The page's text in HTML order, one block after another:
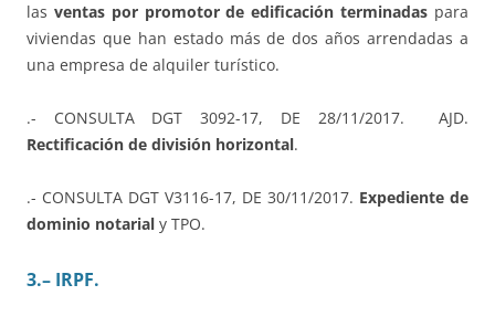
las ventas por promotor de edificación terminadas para
viviendas que han estado más de dos años arrendadas a
una empresa de alquiler turístico.
.- CONSULTA DGT 3092-17, DE 28/11/2017. AJD.
Rectificación de división horizontal.
.- CONSULTA DGT V3116-17, DE 30/11/2017. Expediente de
dominio notarial y TPO.
3.– IRPF.